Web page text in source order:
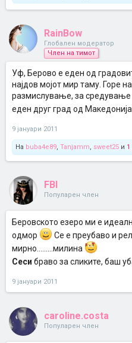
RainBow
Глобален модератор
Член на тимот
Уф, Берово е еден од
најдов мојот мир таму. Горе
размислување, за средување
еден друг град од
9 јануари 2011
На buba4e89, Tanjamm, sweet25 и
FBI
Популарен член
Беровското езеро ми е
одмор
Се е преубаво и
мирно.........милина
Сеси браво за сликите, баш
9 јануари 2011
caroline.costa
Популарен член